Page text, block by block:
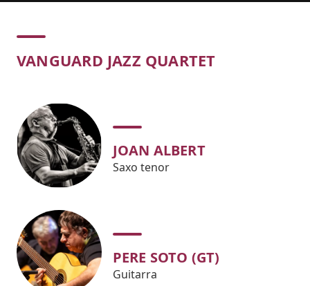
Concert
VANGUARD JAZZ QUARTET
JOAN ALBERT
Saxo tenor
PERE SOTO (GT)
Guitarra